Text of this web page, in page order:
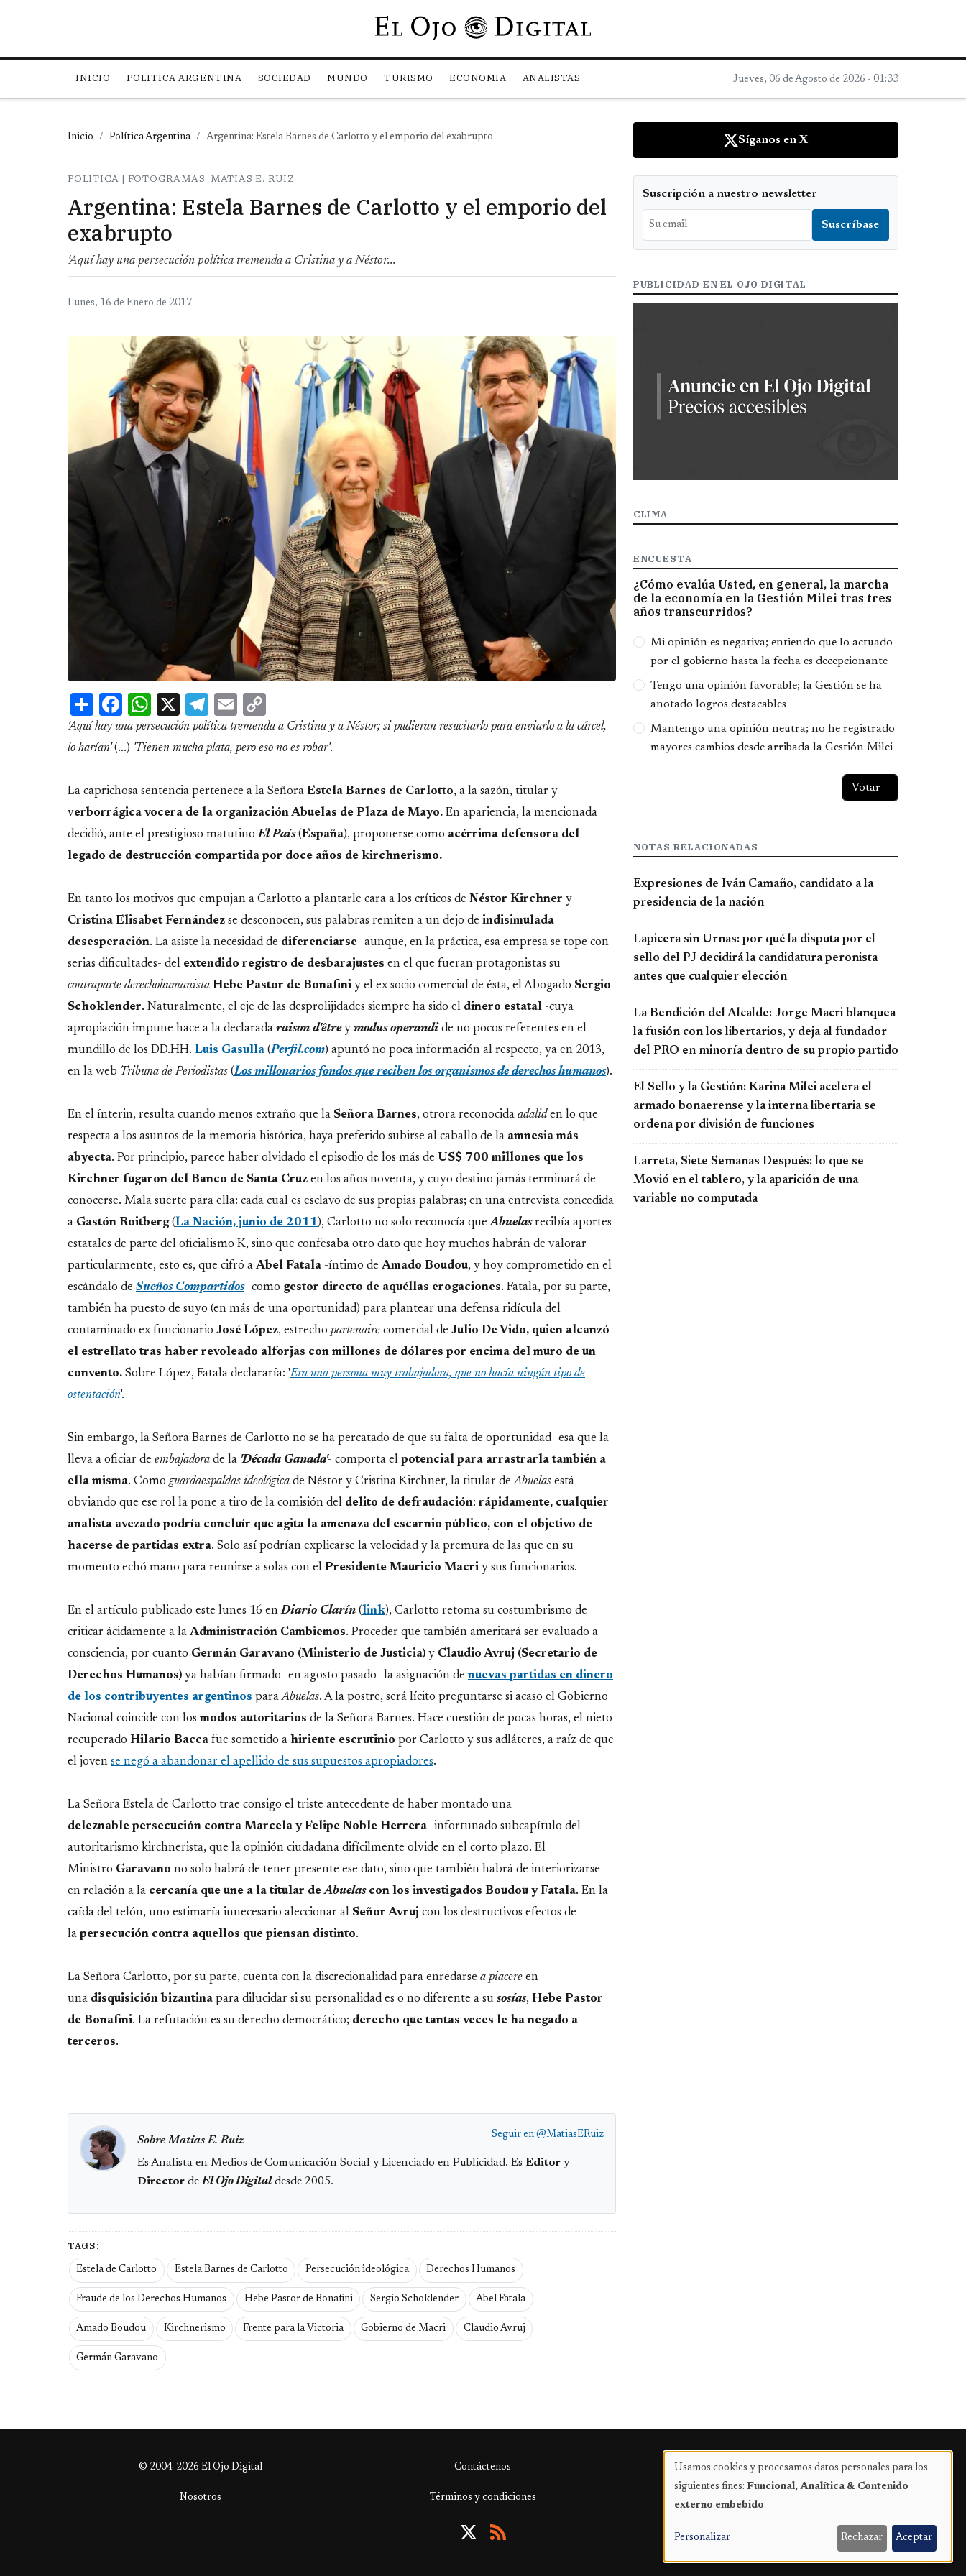
Pasar al contenido principal
INICIO POLITICA ARGENTINA SOCIEDAD MUNDO TURISMO ECONOMIA ANALISTAS Jueves, 06 de Agosto de 2026 - 01:33
Inicio Política Argentina Argentina: Estela Barnes de Carlotto y el emporio del exabrupto
POLITICA | FOTOGRAMAS: MATIAS E. RUIZ
Argentina: Estela Barnes de Carlotto y el emporio del
exabrupto
'Aquí hay una persecución política tremenda a Cristina y a Néstor...
Lunes, 16 de Enero de 2017
ShareFacebook
WhatsApp
X Telegram
Email
Link
'Aquí hay una persecución política tremenda a Cristina y a Néstor; si pudieran resucitarlo para enviarlo a la cárcel,
lo harían'(...) 'Tienen mucha plata, pero eso no es robar'.
La caprichosa sentencia pertenece a la Señora Estela Barnes de Carlotto, a la sazón, titular y
verborrágica vocera de la organización Abuelas de Plaza de Mayo. En apariencia, la mencionada
decidió, ante el prestigioso matutinoEl País(España), proponerse como acérrima defensora del
legado de destrucción compartida por doce años de kirchnerismo.
En tanto los motivos que empujan a Carlotto a plantarle cara a los críticos de Néstor Kirchner y
Cristina Elisabet Fernández se desconocen, sus palabras remiten a un dejo de indisimulada
desesperación. La asiste la necesidad de diferenciarse -aunque, en la práctica, esa empresa se tope con
serias dificultades- del extendido registro de desbarajustes en el que fueran protagonistas su
contraparte derechohumanista Hebe Pastor de Bonafini y el ex socio comercial de ésta, el Abogado Sergio
Schoklender. Naturalmente, el eje de las desprolijidades siempre ha sido el dinero estatal -cuya
apropiación impune hace a la declarada raison d'êtrey modus operandi de no pocos referentes en el
mundillo de los DD.HH. Luis Gasulla (Perfil.com) apuntó no poca información al respecto, ya en 2013,
en la web Tribuna de Periodistas (Los millonarios fondos que reciben los organismos de derechos humanos).
En el ínterin, resulta cuando menos extraño que la Señora Barnes, otrora reconocida adaliden lo que
respecta a los asuntos de la memoria histórica, haya preferido subirse al caballo de la amnesia más
abyecta. Por principio, parece haber olvidado el episodio de los más de US$ 700 millones que los
Kirchner fugaron del Banco de Santa Cruz en los años noventa, y cuyo destino jamás terminará de
conocerse. Mala suerte para ella: cada cual es esclavo de sus propias palabras; en una entrevista concedida
a Gastón Roitberg(La Nación, junio de 2011), Carlotto no solo reconocía queAbuelasrecibía aportes
estatales de parte del oficialismo K, sino que confesaba otro dato que hoy muchos habrán de valorar
particularmente, esto es, que cifró a Abel Fatala -íntimo de Amado Boudou, y hoy comprometido en el
escándalo de Sueños Compartidos- como gestor directo de aquéllas erogaciones. Fatala, por su parte,
también ha puesto de suyo (en más de una oportunidad) para plantear una defensa ridícula del
contaminado ex funcionario José López, estrecho partenaire comercial de Julio De Vido, quien alcanzó
el estrellato tras haber revoleado alforjas con millones de dólares por encima del muro de un
convento. Sobre López, Fatala declararía: 'Era una persona muy trabajadora, que no hacía ningún tipo de
ostentación'.
Sin embargo, la Señora Barnes de Carlotto no se ha percatado de que su falta de oportunidad -esa que la
lleva a oficiar de embajadora de la 'Década Ganada'- comporta el potencial para arrastrarla también a
ella misma. Comoguardaespaldas ideológica de Néstor y Cristina Kirchner, la titular deAbuelas está
obviando que ese rol la pone a tiro de la comisión del delito de defraudación: rápidamente, cualquier
analista avezado podría concluír que agita la amenaza del escarnio público, con el objetivo de
hacerse de partidas extra. Solo así podrían explicarse la velocidad y la premura de las que en su
momento echó mano para reunirse a solas con el Presidente Mauricio Macri y sus funcionarios.
En el artículo publicado este lunes 16 enDiario Clarín (link), Carlotto retoma su costumbrismo de
criticar ácidamente a la Administración Cambiemos. Proceder que también ameritará ser evaluado a
consciencia, por cuanto Germán Garavano (Ministerio de Justicia) y Claudio Avruj (Secretario de
Derechos Humanos) ya habían firmado -en agosto pasado- la asignación de nuevas partidas en dinero
de los contribuyentes argentinos paraAbuelas. A la postre, será lícito preguntarse si acaso el Gobierno
Nacional coincide con los modos autoritarios de la Señora Barnes. Hace cuestión de pocas horas, el nieto
recuperado Hilario Bacca fue sometido a hiriente escrutinio por Carlotto y sus adláteres, a raíz de que
el joven se negó a abandonar el apellido de sus supuestos apropiadores.
La Señora Estela de Carlotto trae consigo el triste antecedente de haber montado una
deleznable persecución contra Marcela y Felipe Noble Herrera -infortunado subcapítulo del
autoritarismo kirchnerista, que la opinión ciudadana difícilmente olvide en el corto plazo. El
Ministro Garavano no solo habrá de tener presente ese dato, sino que también habrá de interiorizarse
en relación a la cercanía que une a la titular deAbuelascon los investigados Boudou y Fatala. En la
caída del telón, uno estimaría innecesario aleccionar al Señor Avruj con los destructivos efectos de
la persecución contra aquellos que piensan distinto.
La Señora Carlotto, por su parte, cuenta con la discrecionalidad para enredarse a piacere en
una disquisición bizantina para dilucidar si su personalidad es o no diferente a su sosías, Hebe Pastor
de Bonafini. La refutación es su derecho democrático; derecho que tantas veces le ha negado a
terceros.
Seguir en @MatiasERuiz
Sobre Matias E. Ruiz
Es Analista en Medios de Comunicación Social y Licenciado en Publicidad. Es Editor y
Director deEl Ojo Digitaldesde 2005.
TAGS:
Estela de Carlotto Estela Barnes de Carlotto Persecución ideológica Derechos Humanos
Fraude de los Derechos Humanos Hebe Pastor de Bonafini Sergio Schoklender Abel Fatala
Amado Boudou Kirchnerismo Frente para la Victoria Gobierno de Macri Claudio Avruj
Germán Garavano
Síganos en X
Suscripción a nuestro newsletter
PUBLICIDAD EN EL OJO DIGITAL
CLIMA
ENCUESTA
¿Cómo evalúa Usted, en general, la marcha
de la economía en la Gestión Milei tras tres
años transcurridos?
Opciones
Mi opinión es negativa; entiendo que lo actuado
por el gobierno hasta la fecha es decepcionante
Tengo una opinión favorable; la Gestión se ha
anotado logros destacables
Mantengo una opinión neutra; no he registrado
mayores cambios desde arribada la Gestión Milei
NOTAS RELACIONADAS
Expresiones de Iván Camaño, candidato a la
presidencia de la nación
Lapicera sin Urnas: por qué la disputa por el
sello del PJ decidirá la candidatura peronista
antes que cualquier elección
La Bendición del Alcalde: Jorge Macri blanquea
la fusión con los libertarios, y deja al fundador
del PRO en minoría dentro de su propio partido
El Sello y la Gestión: Karina Milei acelera el
armado bonaerense y la interna libertaria se
ordena por división de funciones
Larreta, Siete Semanas Después: lo que se
Movió en el tablero, y la aparición de una
variable no computada
© 2004-2026 El Ojo Digital Contáctenos Publicidad
Nosotros Términos y condiciones
Uso
de
personales
Usamos cookies y procesamos datos personales para los
siguientes fines: Funcional, Analítica & Contenido
externo embebido.
Personalizar Rechazar Aceptar